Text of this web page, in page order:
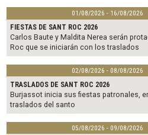
01/08/2026 - 16/08/2026
FIESTAS DE SANT ROC 2026
Carlos Baute y Maldita Nerea serán
Roc que se iniciarán con los traslados
02/08/2026 - 08/08/2026
TRASLADOS DE SANT ROC 2026
Burjassot inicia sus fiestas patronales,
traslados del santo
05/08/2026 - 09/08/2026